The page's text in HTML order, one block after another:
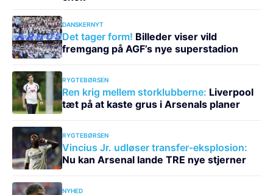
DANSKERNYT
Det tager form! Billeder viser vild
fremgang på AGF’s nye superstadion
RYGTEBØRSEN
Ren krig mellem storklubberne: Liverpool
tæt på at kaste grus i Arsenals planer
RYGTEBØRSEN
Vincius Jr. udløser transfer-eksplosion:
Nu kan Arsenal lande TRE nye stjerner
NYHED